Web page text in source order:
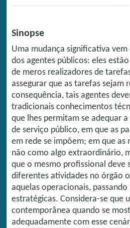
Sinopse
Uma mudança significativa
dos agentes públicos: eles
de meros realizadores de
assegurar que as tarefas sejam
consequência, tais agentes
tradicionais conhecimentos
que lhes permitam se adequar
de serviço público, em que as
em rede se impõem; em que as
não como algo extraordinário,
que o mesmo profissional deve
diferentes atividades no órgão
aquelas operacionais,
estratégicas. Considera-se que
contemporânea quando se
adequadamente com esse